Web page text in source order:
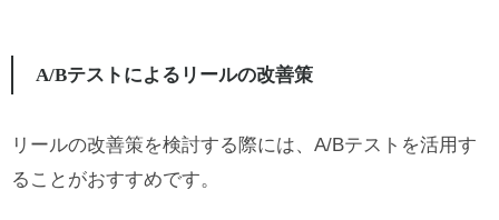
A/Bテストによるリールの改善策
リールの改善策を検討する際には、A/Bテストを活用す
ることがおすすめです。